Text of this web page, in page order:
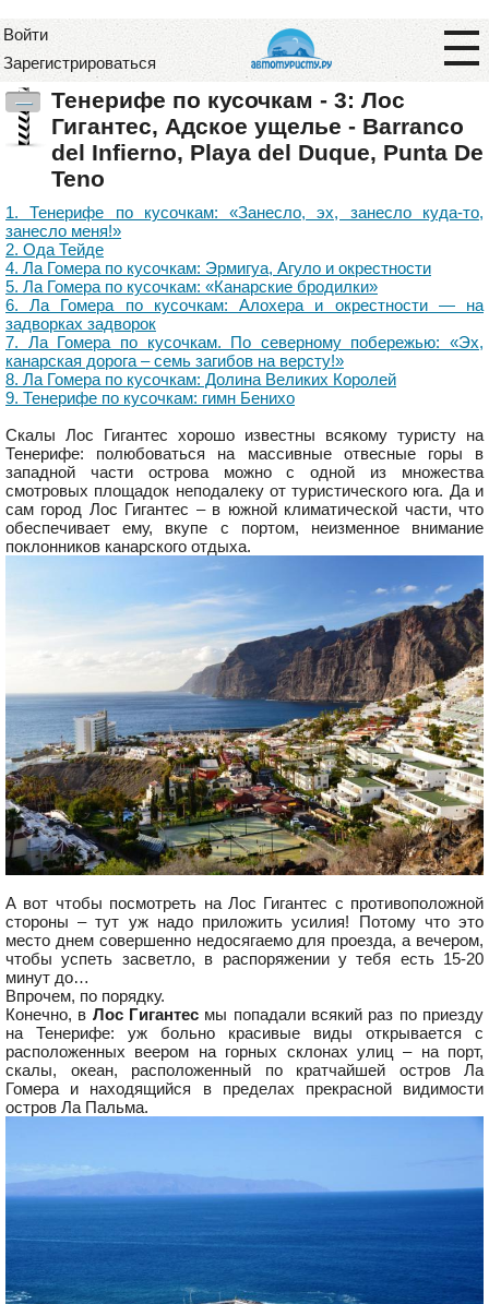
Войти
Зарегистрироваться
—
Тенерифе по кусочкам - 3: Лос
Гигантес, Адское ущелье - Barranco
del Infierno, Playa del Duque, Punta De
Teno
1. Тенерифе по кусочкам: «Занесло, эх, занесло куда-то,
занесло меня!»
2. Ода Тейде
4. Ла Гомера по кусочкам: Эрмигуа, Агуло и окрестности
5. Ла Гомера по кусочкам: «Канарские бродилки»
6. Ла Гомера по кусочкам: Алохера и окрестности — на
задворках задворок
7. Ла Гомера по кусочкам. По северному побережью: «Эх,
канарская дорога – семь загибов на версту!»
8. Ла Гомера по кусочкам: Долина Великих Королей
9. Тенерифе по кусочкам: гимн Бенихо
Скалы Лос Гигантес хорошо известны всякому туристу на
Тенерифе: полюбоваться на массивные отвесные горы в
западной части острова можно с одной из множества
смотровых площадок неподалеку от туристического юга. Да и
сам город Лос Гигантес – в южной климатической части, что
обеспечивает ему, вкупе с портом, неизменное внимание
поклонников канарского отдыха.
А вот чтобы посмотреть на Лос Гигантес с противоположной
стороны – тут уж надо приложить усилия! Потому что это
место днем совершенно недосягаемо для проезда, а вечером,
чтобы успеть засветло, в распоряжении у тебя есть 15-20
минут до…
Впрочем, по порядку.
Конечно, в Лос Гигантес мы попадали всякий раз по приезду
на Тенерифе: уж больно красивые виды открывается с
расположенных веером на горных склонах улиц – на порт,
скалы, океан, расположенный по кратчайшей остров Ла
Гомера и находящийся в пределах прекрасной видимости
остров Ла Пальма.